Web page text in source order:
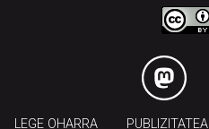
LEGE OHARRA PUBLIZITATEA